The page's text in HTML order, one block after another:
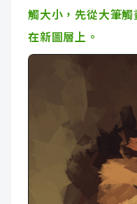
觸大小，先從大筆
在新圖層上。